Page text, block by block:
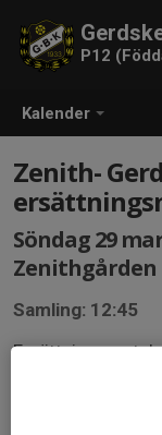
Kalender
P12
Zenith-
Söndag 29
Zenithgården
Samling: 12:45